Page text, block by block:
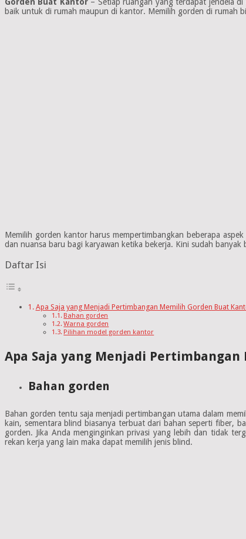
baik untuk di rumah maupun di kantor. Memilih gorden di rumah
Memilih gorden kantor harus mempertimbangkan beberapa
dan nuansa baru bagi karyawan ketika bekerja. Kini sudah
Daftar Isi
Apa Saja yang Menjadi Pertimbangan Memilih Gorden Buat
Bahan gorden
Warna gorden
Pilihan model gorden kantor
Apa Saja yang Menjadi Pertimbangan
Bahan gorden
Bahan gorden tentu saja menjadi pertimbangan utama dalam
kain, sementara blind biasanya terbuat dari bahan seperti fiber,
gorden. Jika Anda menginginkan privasi yang lebih dan tidak
rekan kerja yang lain maka dapat memilih jenis blind.